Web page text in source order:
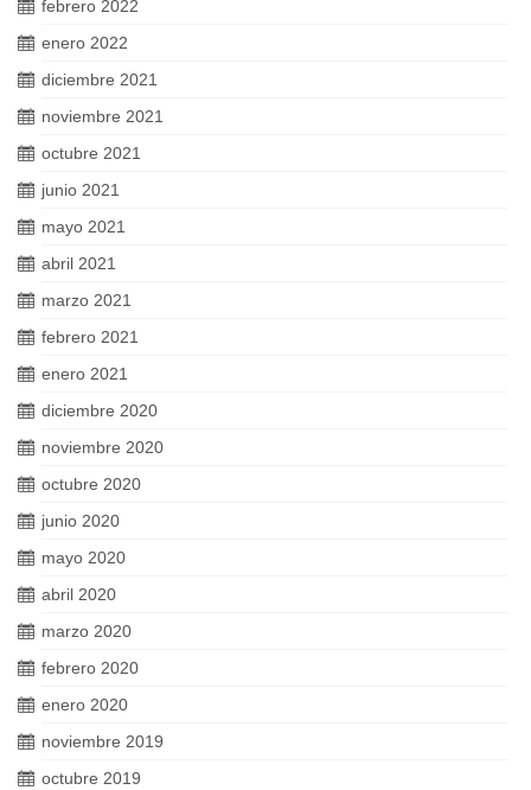
febrero 2022
enero 2022
diciembre 2021
noviembre 2021
octubre 2021
junio 2021
mayo 2021
abril 2021
marzo 2021
febrero 2021
enero 2021
diciembre 2020
noviembre 2020
octubre 2020
junio 2020
mayo 2020
abril 2020
marzo 2020
febrero 2020
enero 2020
noviembre 2019
octubre 2019